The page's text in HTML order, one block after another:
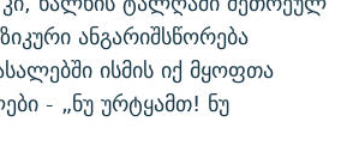
ანგარიშსწორება
ისმის იქ მყოფთა
- „ნუ ურტყამთ! ნუ